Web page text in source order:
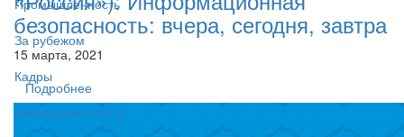
Промышленность
За рубежом
Кадры
Киберграмотность
безопасность: вчера, сегодня, завтра
15 марта, 2021
Подробнее